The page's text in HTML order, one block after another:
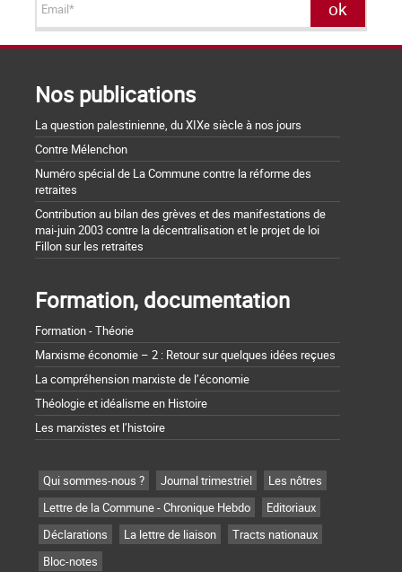
Nos publications
La question palestinienne, du XIXe siècle à nos jours
Contre Mélenchon
Numéro spécial de La Commune contre la réforme des
retraites
Contribution au bilan des grèves et des manifestations de
mai-juin 2003 contre la décentralisation et le projet de loi
Fillon sur les retraites
Formation, documentation
Formation - Théorie
Marxisme économie – 2 : Retour sur quelques idées reçues
La compréhension marxiste de l’économie
Théologie et idéalisme en Histoire
Les marxistes et l’histoire
Qui sommes-nous ? Journal trimestriel
Les nôtres
Lettre de la Commune - Chronique Hebdo
Editoriaux
Déclarations
La lettre de liaison
Tracts nationaux
Bloc-notes